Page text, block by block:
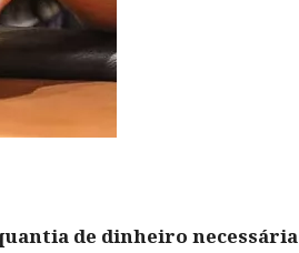
de dinheiro necessária